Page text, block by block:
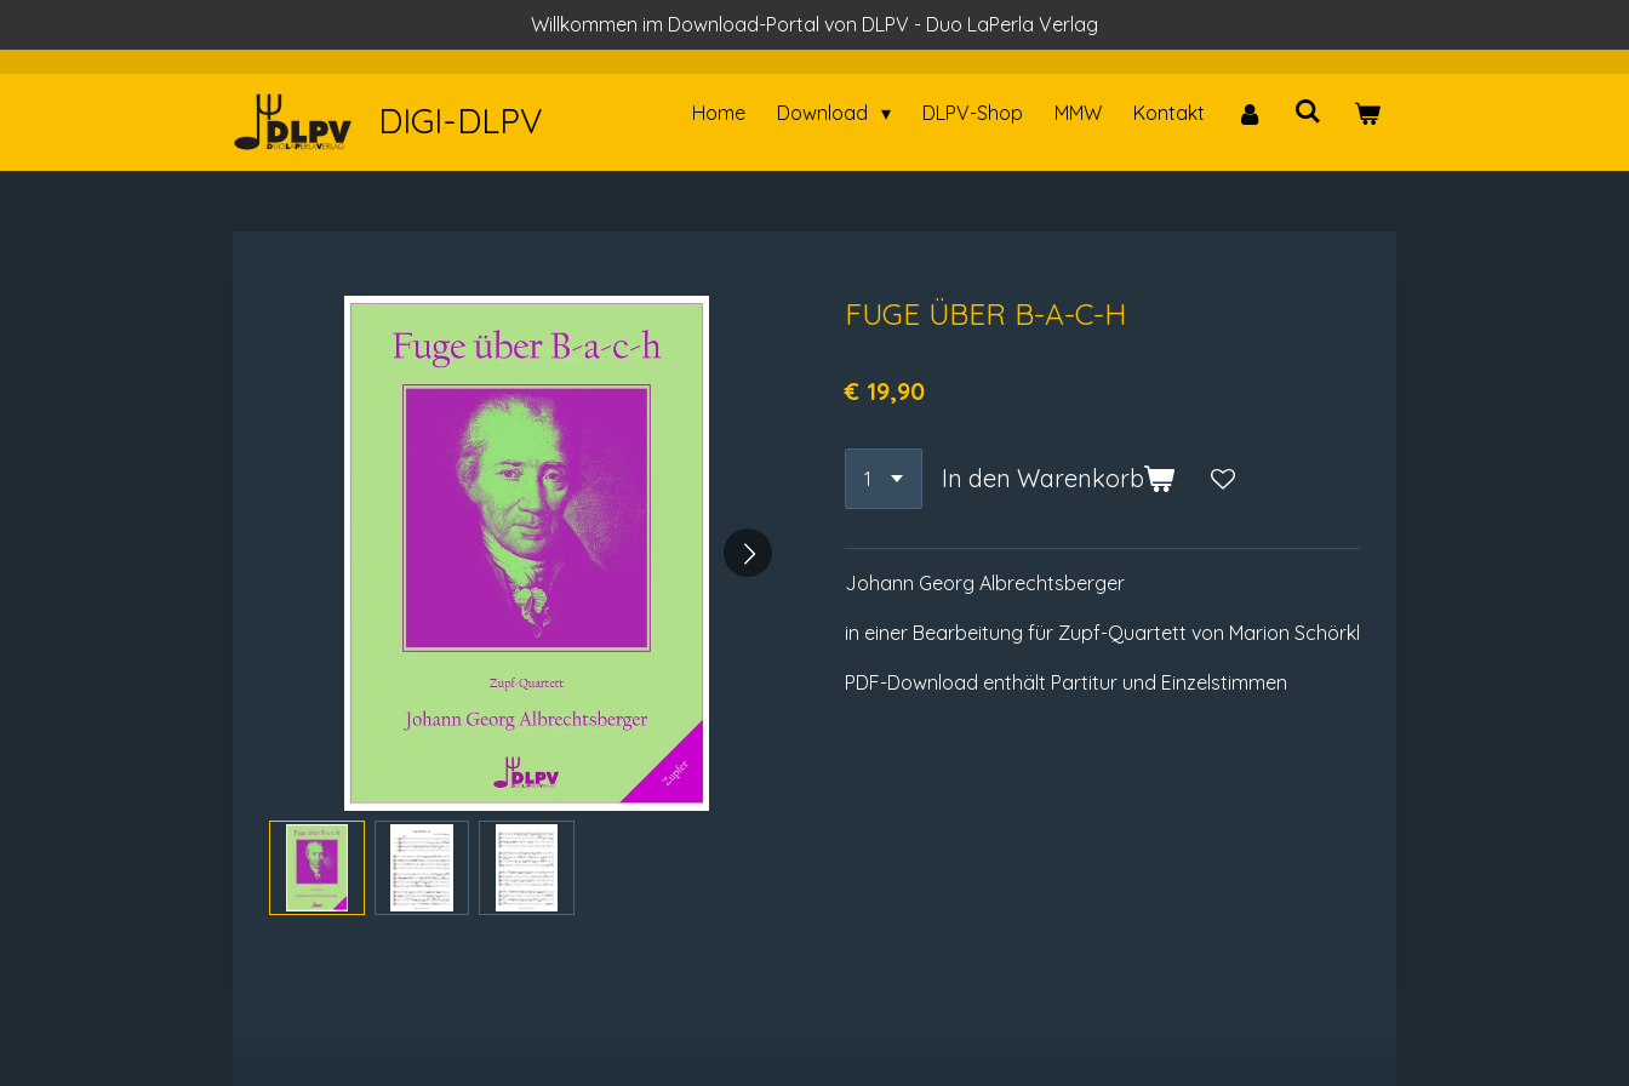
Hauptinhalt
Willkommen im Download-Portal von DLPV - Duo LaPerla Verlag
DIGI-DLPV Home Download DLPV-Shop MMW Kontakt
FUGE ÜBER B-A-C-H
€ 19,90
In den Warenkorb
Johann Georg Albrechtsberger
in einer Bearbeitung für Zupf-Quartett von Marion Schörkl
PDF-Download enthält Partitur und Einzelstimmen